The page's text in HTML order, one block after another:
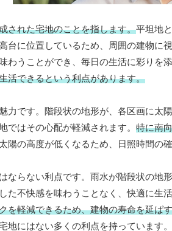
された宅地のことを指します。平坦地
台に位置しているため、周囲の建物
わうことができ、毎日の生活に彩りを
活できるという利点があります。
力です。階段状の地形が、各区画に
ではその心配が軽減されます。 特に南
陽の高度が低くなるため、日照時間の
ならない利点です。雨水が階段状の
た不快感を味わうことなく、快適に生
を軽減できるため、建物の寿命を延ば
地にはない多くの利点を持っていま